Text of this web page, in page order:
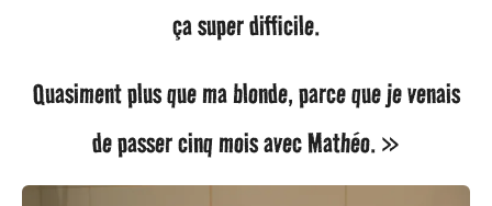
ça super difficile.
Quasiment plus que ma blonde, parce que je venais
de passer cinq mois avec Mathéo. »